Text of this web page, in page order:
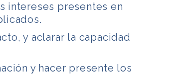
intereses presentes en
y aclarar la capacidad
y hacer presente los